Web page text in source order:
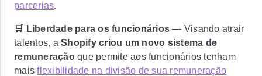
parcerias.
🛒 Liberdade para os funcionários — Visando atrair
talentos, a Shopify criou um novo sistema de
remuneraçãoque permite aos funcionários tenham
maisflexibilidade na divisão de sua remuneração